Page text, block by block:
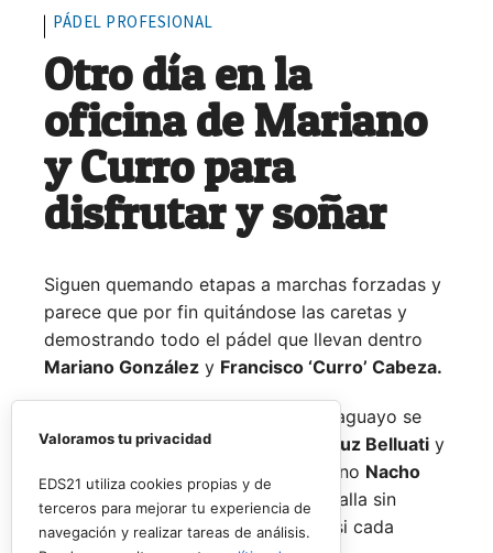
PÁDEL PROFESIONAL
Otro día en la
oficina de Mariano
y Curro para
disfrutar y soñar
Siguen quemando etapas a marchas forzadas y
parece que por fin quitándose las caretas y
demostrando todo el pádel que llevan dentro
Mariano González y Francisco ‘Curro’ Cabeza.
El joven español y su escudero paraguayo se
medían a la experiencia de
Juan Cruz Belluati y
a su compañero, el también argentino Nacho
en un duelo que fue una batalla sin
cuartel pero de dominio alterno casi cada
Valoramos tu privacidad
EDS21 utiliza cookies propias y de
terceros para mejorar tu experiencia de
navegación y realizar tareas de análisis.